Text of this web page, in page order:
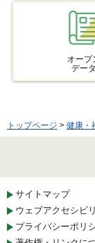
オープ
データ
トップページ > 健康・
サイトマップ
ウェブアクセシビ
プライバシーポリ